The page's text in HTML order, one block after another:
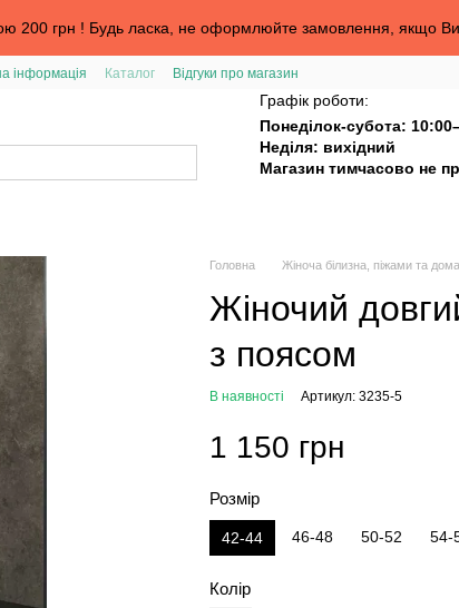
200 грн ! Будь ласка, не оформлюйте замовлення, якщо Ви
інформація Каталог
Відгуки про магазин
Графік роботи:
Понеділок-субота:
Неділя: вихідний
Магазин тимчасово не
Головна Жіноча білизна, піжами та
Жіночий
з поясом
В наявності Артикул: 3235-5
1 150 грн
Розмір
42-44 46-48 50-52 54-
Колір